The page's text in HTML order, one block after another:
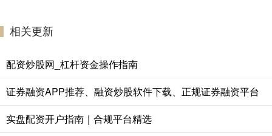
相关更新
配资炒股网_杠杆资金操作指南
证券融资APP推荐、融资炒股软件下载、正规证券融资平台
实盘配资开户指南｜合规平台精选